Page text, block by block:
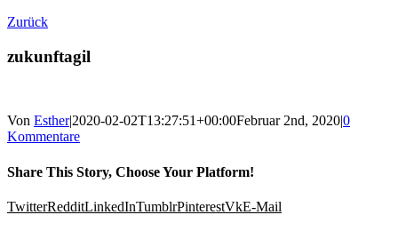
Zurück
zukunftagil
Von Esther|2020-02-02T13:27:51+00:00Februar 2nd, 2020|0
Kommentare
Share This Story, Choose Your Platform!
TwitterRedditLinkedInTumblrPinterestVkE-Mail